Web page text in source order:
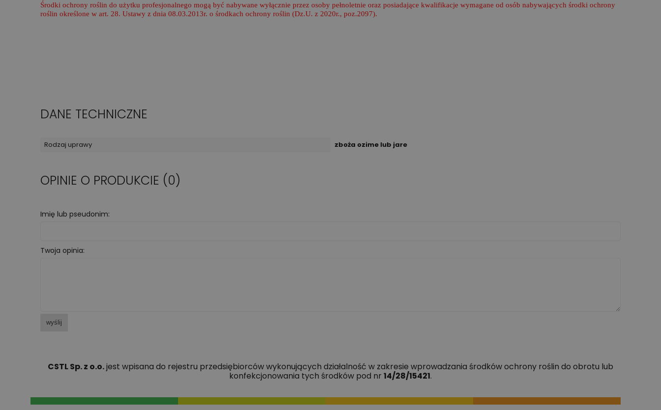
Środki ochrony roślin do użytku profesjonalnego mogą być nabywane wyłącznie przez osoby pełnoletnie oraz posiadające kwalifikacje wymagane od osób nabywających środki ochrony
roślin określone w art. 28. Ustawy z dnia 08.03.2013r. o środkach ochrony roślin (Dz.U. z 2020r., poz.2097).
DANE TECHNICZNE
Rodzaj uprawy zboża ozime lub jare
OPINIE O PRODUKCIE (0)
Imię lub pseudonim:
Twoja opinia:
wyślij
CSTL Sp. z o.o.jest wpisana do rejestru przedsiębiorców wykonujących działalność w zakresie wprowadzania środków ochrony roślin do obrotu lub
konfekcjonowania tych środków pod nr 14/28/15421.